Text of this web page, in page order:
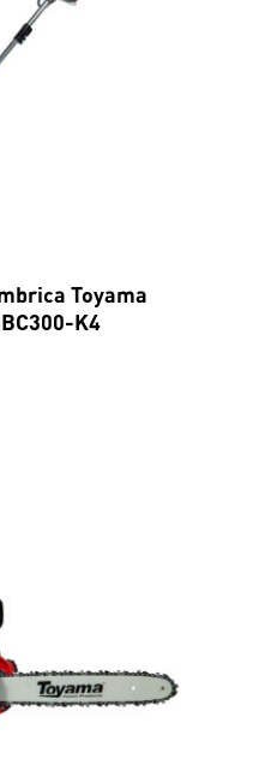
Toyama
K4